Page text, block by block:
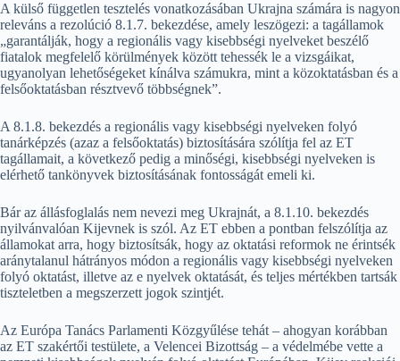
A külső független tesztelés vonatkozásában Ukrajna számára is nagyon
releváns a rezolúció 8.1.7. bekezdése, amely leszögezi: a tagállamok
„garantálják, hogy a regionális vagy kisebbségi nyelveket beszélő
fiatalok megfelelő körülmények között tehessék le a vizsgáikat,
ugyanolyan lehetőségeket kínálva számukra, mint a közoktatásban és a
felsőoktatásban résztvevő többségnek”.
A 8.1.8. bekezdés a regionális vagy kisebbségi nyelveken folyó
tanárképzés (azaz a felsőoktatás) biztosítására szólítja fel az ET
tagállamait, a következő pedig a minőségi, kisebbségi nyelveken is
elérhető tankönyvek biztosításának fontosságát emeli ki.
Bár az állásfoglalás nem nevezi meg Ukrajnát, a 8.1.10. bekezdés
nyilvánvalóan Kijevnek is szól. Az ET ebben a pontban felszólítja az
államokat arra, hogy biztosítsák, hogy az oktatási reformok ne érintsék
aránytalanul hátrányos módon a regionális vagy kisebbségi nyelveken
folyó oktatást, illetve az e nyelvek oktatását, és teljes mértékben tartsák
tiszteletben a megszerzett jogok szintjét.
Az Európa Tanács Parlamenti Közgyűlése tehát – ahogyan korábban
az ET szakértői testülete, a Velencei Bizottság – a védelmébe vette a